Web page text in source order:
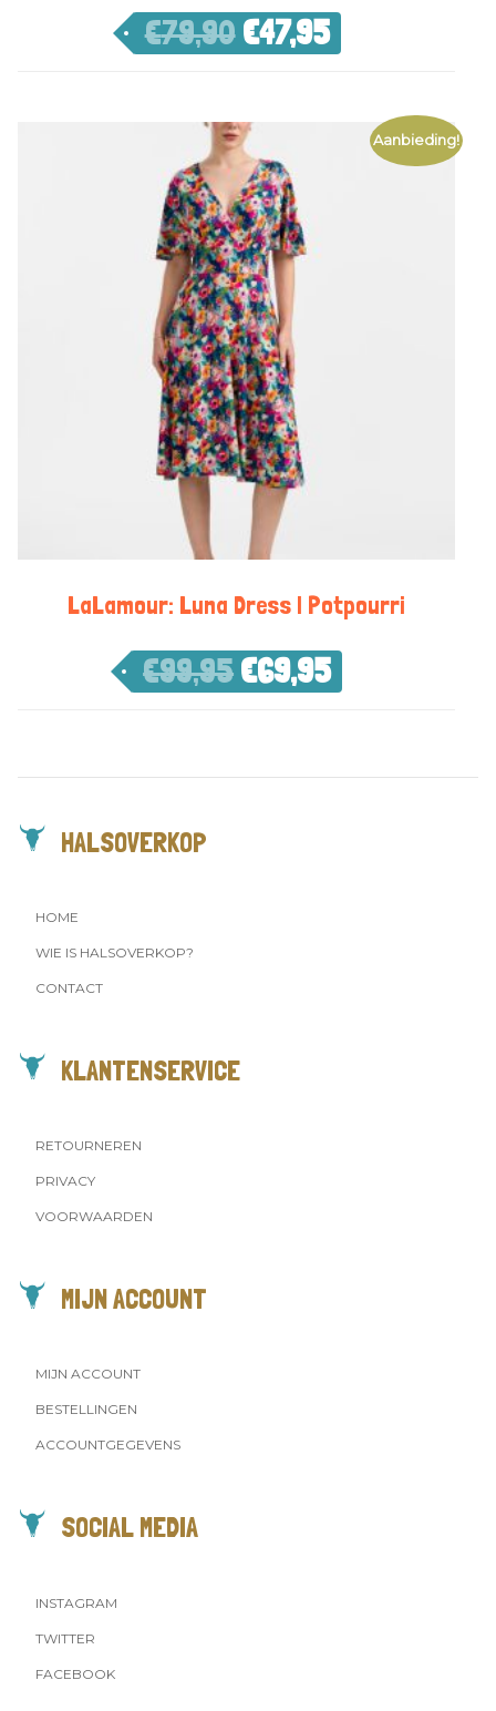
€79,90 €47,95
Aanbieding!
LaLamour: Luna Dress | Potpourri
€99,95 €69,95
HALSOVERKOP
HOME
WIE IS HALSOVERKOP?
CONTACT
KLANTENSERVICE
RETOURNEREN
PRIVACY
VOORWAARDEN
MIJN ACCOUNT
MIJN ACCOUNT
BESTELLINGEN
ACCOUNTGEGEVENS
SOCIAL MEDIA
INSTAGRAM
TWITTER
FACEBOOK